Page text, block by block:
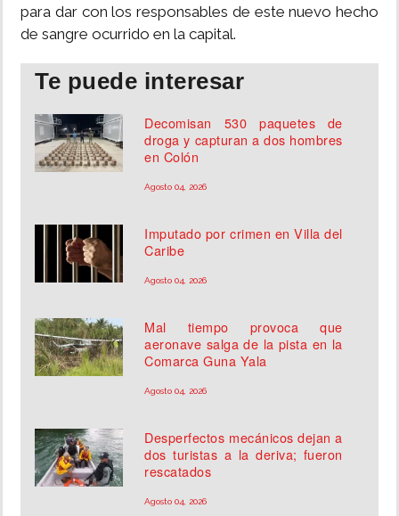
para dar con los responsables de este nuevo hecho
de sangre ocurrido en la capital.
Te puede interesar
Decomisan 530 paquetes de
droga y capturan a dos hombres
en Colón
Agosto 04, 2026
Imputado por crimen en Villa del
Caribe
Agosto 04, 2026
Mal tiempo provoca que
aeronave salga de la pista en la
Comarca Guna Yala
Agosto 04, 2026
Desperfectos mecánicos dejan a
dos turistas a la deriva; fueron
rescatados
Agosto 04, 2026